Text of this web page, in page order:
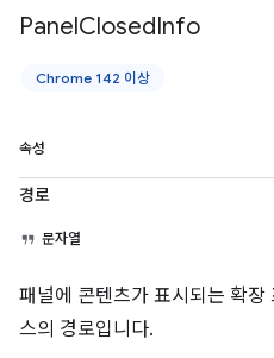
PanelClosedInfo
Chrome 142 이상
속성
경로
문자열
패널에 콘텐츠가 표시되는 확
스의 경로입니다.